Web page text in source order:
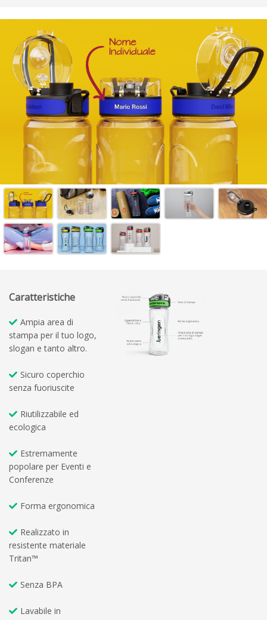
Caratteristiche
Ampia area di
stampa per il tuo logo,
slogan e tanto altro.
Sicuro coperchio
senza fuoriuscite
Riutilizzabile ed
ecologica
Estremamente
popolare per Eventi e
Conferenze
Forma ergonomica
Realizzato in
resistente materiale
Tritan™
Senza BPA
Lavabile in